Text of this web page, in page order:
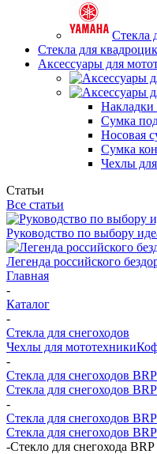
Стекла
Стекла для
Аксессуары для
Сумка
Носовая
Сумка
Чехлы
Статьи
Все статьи
Руководство по выбору
Легенда российского
Главная
-
Каталог
-
Стекла для снегоходов
Чехлы для мототехники
-
Стекла для снегоходов BRP
Стекла для снегоходов BRP
-
Стекла для снегоходов
Стекла для снегоходов
-Стекло для снегохода